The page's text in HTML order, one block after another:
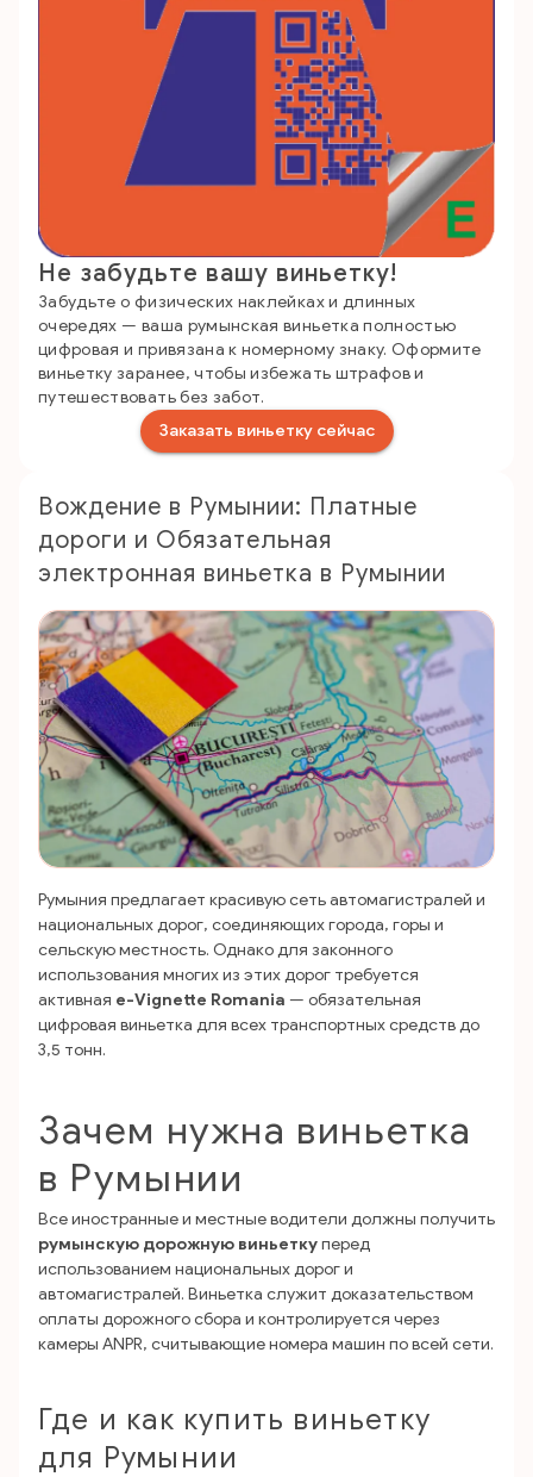
Не забудьте вашу виньетку!
Забудьте о физических наклейках и длинных
очередях — ваша румынская виньетка полностью
цифровая и привязана к номерному знаку. Оформите
виньетку заранее, чтобы избежать штрафов и
путешествовать без забот.
Заказать виньетку сейчас
Вождение в Румынии: Платные
дороги и Обязательная
электронная виньетка в Румынии
Румыния предлагает красивую сеть автомагистралей и
национальных дорог, соединяющих города, горы и
сельскую местность. Однако для законного
использования многих из этих дорог требуется
активная e-Vignette Romania — обязательная
цифровая виньетка для всех транспортных средств до
3,5 тонн.
Зачем нужна виньетка
в Румынии
Все иностранные и местные водители должны получить
румынскую дорожную виньеткуперед
использованием национальных дорог и
автомагистралей. Виньетка служит доказательством
оплаты дорожного сбора и контролируется через
камеры ANPR, считывающие номера машин по всей сети.
Где и как купить виньетку
для Румынии